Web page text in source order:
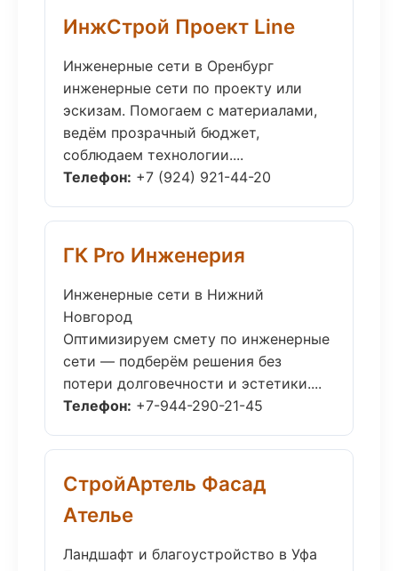
ИнжСтрой Проект Line
Инженерные сети в Оренбург
инженерные сети по проекту или
эскизам. Помогаем с материалами,
ведём прозрачный бюджет,
соблюдаем технологии....
Телефон: +7 (924) 921-44-20
ГК Pro Инженерия
Инженерные сети в Нижний
Новгород
Оптимизируем смету по инженерные
сети — подберём решения без
потери долговечности и эстетики....
Телефон: +7-944-290-21-45
СтройАртель Фасад
Ателье
Ландшафт и благоустройство в Уфа